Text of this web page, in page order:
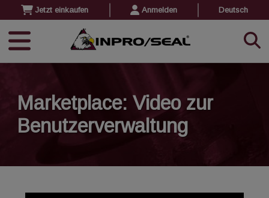
Jetzt einkaufen Anmelden Deutsch
Marketplace: Video zur
Benutzerverwaltung